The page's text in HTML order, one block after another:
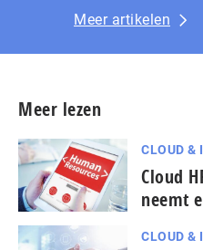
Meer artikelen
Meer lezen
CLOUD &
Cloud
neemt
CLOUD &